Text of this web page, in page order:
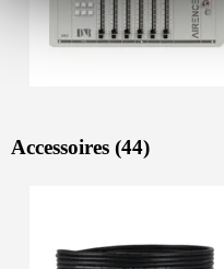
Accessoires (44)